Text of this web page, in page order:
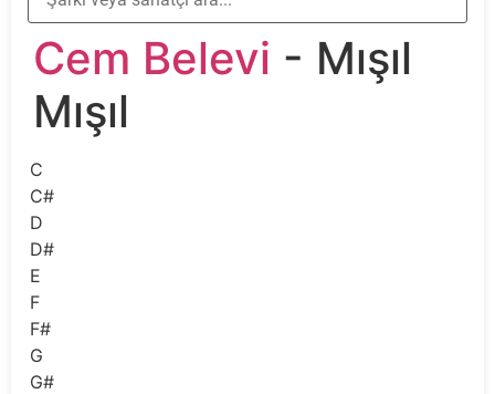
Cem Belevi - Mışıl
Mışıl
C
C#
D
D#
E
F
F#
G
G#